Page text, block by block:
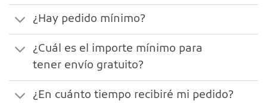
¿Hay pedido mínimo?
¿Cuál es el importe mínimo para
tener envío gratuito?
¿En cuánto tiempo recibiré mi pedido?